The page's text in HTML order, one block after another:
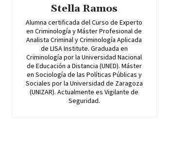
Stella Ramos
Alumna certificada del Curso de Experto
en Criminología y Máster Profesional de
Analista Criminal y Criminología Aplicada
de LISA Institute. Graduada en
Criminología por la Universidad Nacional
de Educación a Distancia (UNED). Máster
en Sociología de las Políticas Públicas y
Sociales por la Universidad de Zaragoza
(UNIZAR). Actualmente es Vigilante de
Seguridad.